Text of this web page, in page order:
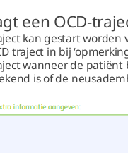
een OCD-
kan gestart worden
traject in bij
wanneer de
is of de